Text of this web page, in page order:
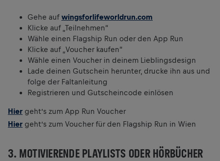
Gehe auf wingsforlifeworldrun.com
Klicke auf „Teilnehmen“
Wähle einen Flagship Run oder den App Run
Klicke auf „Voucher kaufen“
Wähle einen Voucher in deinem Lieblingsdesign
Lade deinen Gutschein herunter, drucke ihn aus und
folge der Faltanleitung
Registrieren und Gutscheincode einlösen
Hier geht’s zum App Run Voucher
Hier geht’s zum Voucher für den Flagship Run in Wien
3. MOTIVIERENDE PLAYLISTS ODER HÖRBÜCHER